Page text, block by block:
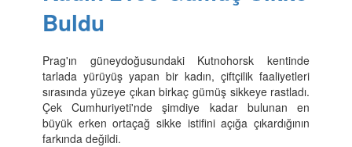
Buldu
Prag'ın güneydoğusundaki Kutnohorsk kentinde
tarlada yürüyüş yapan bir kadın, çiftçilik faaliyetleri
sırasında yüzeye çıkan birkaç gümüş sikkeye rastladı.
Çek Cumhuriyeti'nde şimdiye kadar bulunan en
büyük erken ortaçağ sikke istifini açığa çıkardığının
farkında değildi.